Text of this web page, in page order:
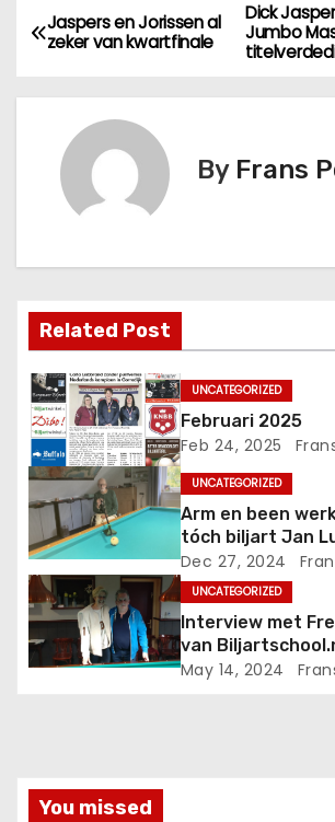
Dick
Jumbo
Jaspers en Jorissen al
zeker van kwartfinale
By Frans
Related Post
UNCATEGORIZED
Februari 2025
Feb 24, 2025
UNCATEGORIZED
Arm en been
tóch biljart Jan
Dec 27, 2024
UNCATEGORIZED
Interview met
van
iemand het wil
May 14, 2024
You missed